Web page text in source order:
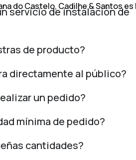
do Castelo, Cadilhe & Santos
servicio de instalación de
de producto?
directamente al público?
un pedido?
mínima de pedido?
cantidades?